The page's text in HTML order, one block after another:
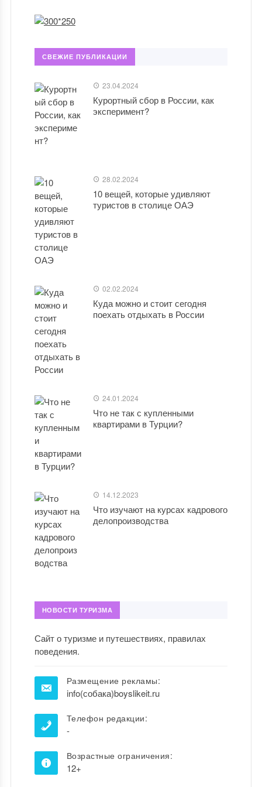
СВЕЖИЕ ПУБЛИКАЦИИ
23.04.2024
Курортный сбор в России, как
эксперимент?
28.02.2024
10 вещей, которые удивляют
туристов в столице ОАЭ
02.02.2024
Куда можно и стоит сегодня
поехать отдыхать в России
24.01.2024
Что не так с купленными
квартирами в Турции?
14.12.2023
Что изучают на курсах кадрового
делопроизводства
НОВОСТИ ТУРИЗМА
Сайт о туризме и путешествиях, правилах
поведения.
Размещение рекламы:
info(собака)boyslikeit.ru
Телефон редакции:
-
Возрастные ограничения:
12+